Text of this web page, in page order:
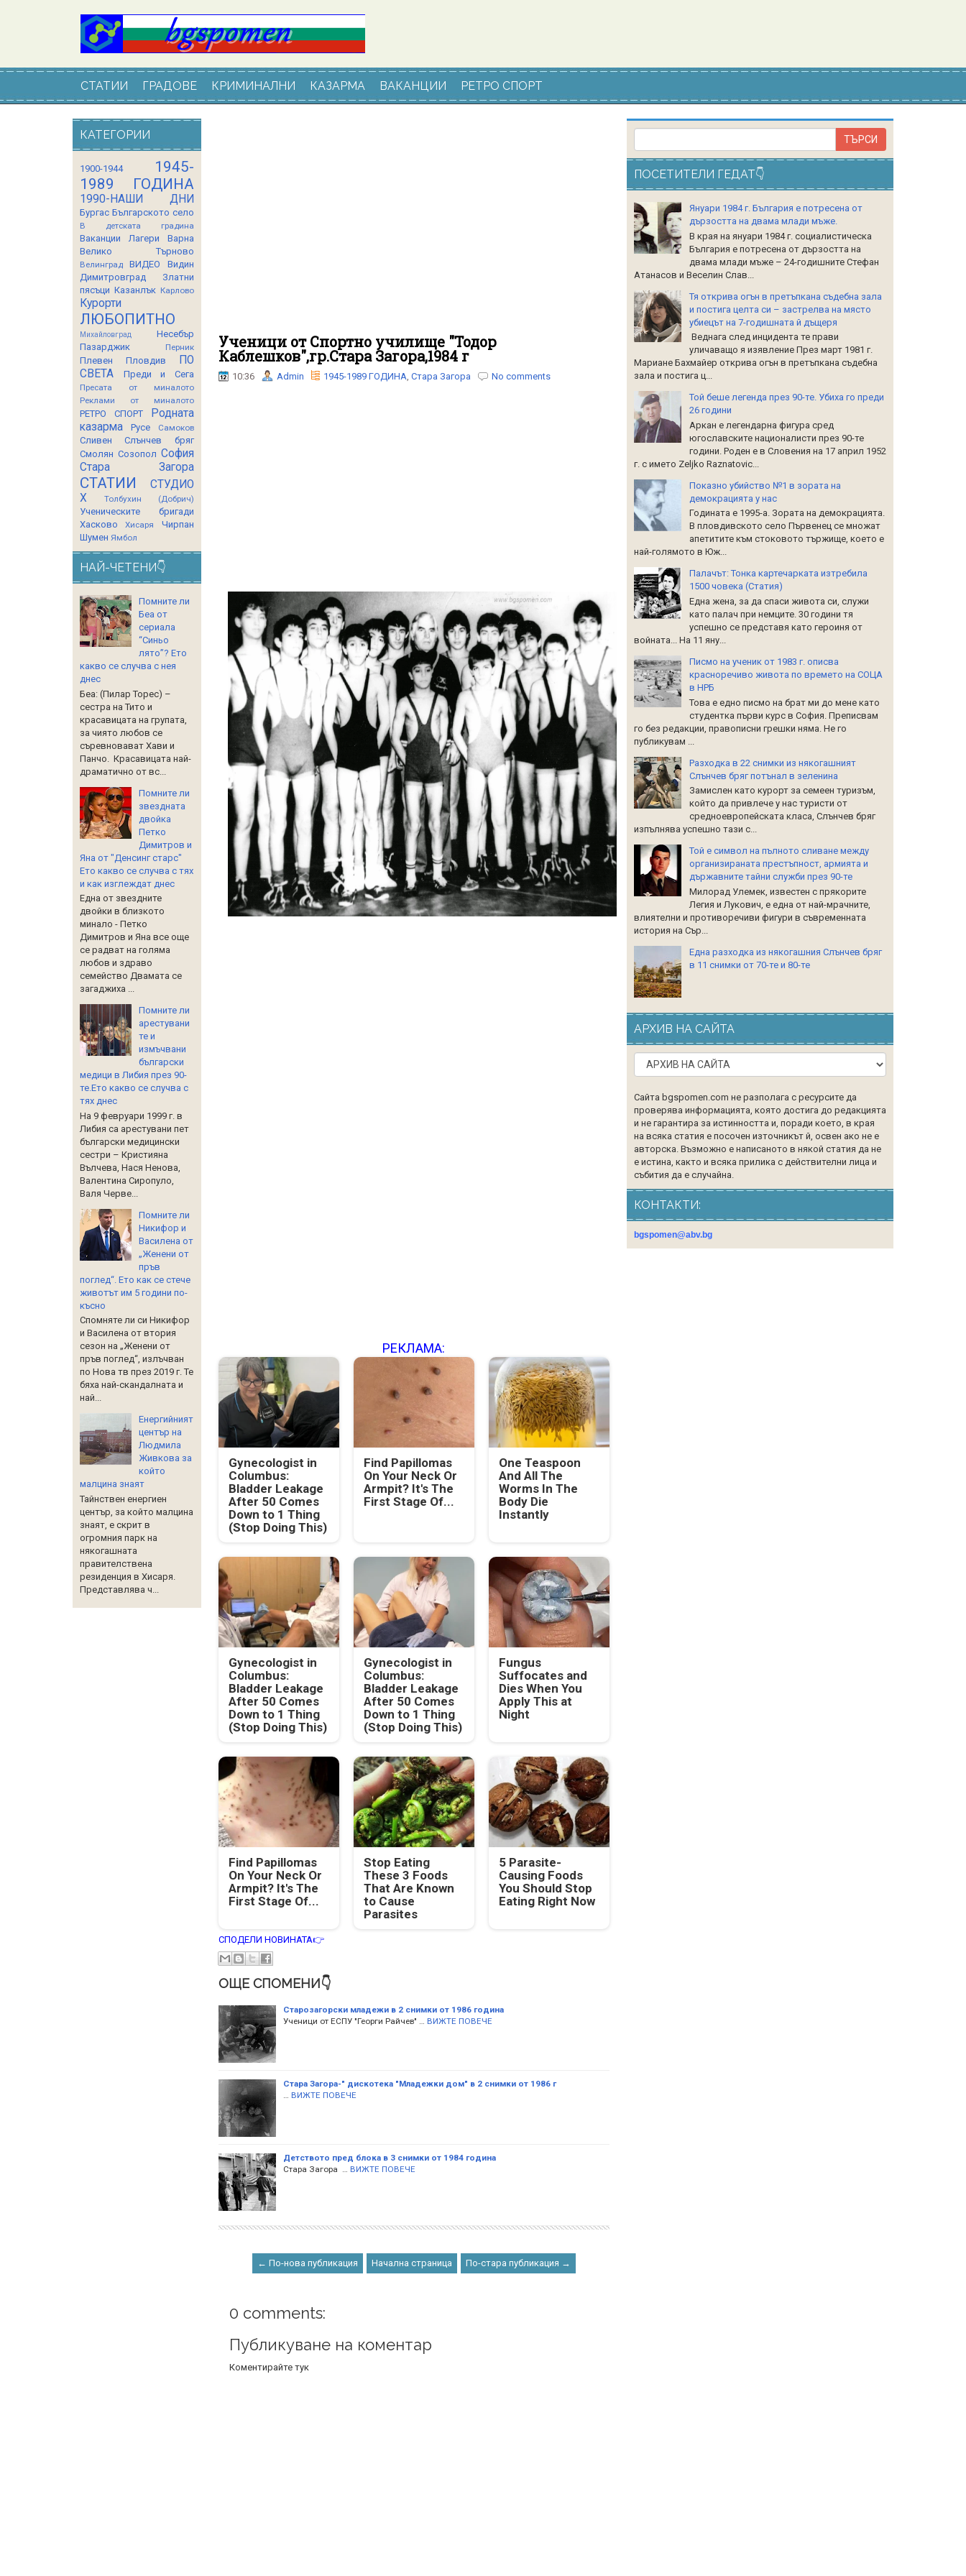
СТАТИИ ГРАДОВЕ КРИМИНАЛНИ КАЗАРМА ВАКАНЦИИ РЕТРО СПОРТ
Ученици от Спортно училище "Тодор
Каблешков",гр.Стара Загора,1984 г
10:36 Admin 1945-1989 ГОДИНА, Стара Загора No comments
РЕКЛАМА:
Gynecologist in
Columbus:
Bladder Leakage
After 50 Comes
Down to 1 Thing
(Stop Doing This)
Find Papillomas
On Your Neck Or
Armpit? It's The
First Stage Of...
One Teaspoon
And All The
Worms In The
Body Die
Instantly
Gynecologist in
Columbus:
Bladder Leakage
After 50 Comes
Down to 1 Thing
(Stop Doing This)
Gynecologist in
Columbus:
Bladder Leakage
After 50 Comes
Down to 1 Thing
(Stop Doing This)
Fungus
Suffocates and
Dies When You
Apply This at
Night
Find Papillomas
On Your Neck Or
Armpit? It's The
First Stage Of...
Stop Eating
These 3 Foods
That Are Known
to Cause
Parasites
5 Parasite-
Causing Foods
You Should Stop
Eating Right Now
СПОДЕЛИ НОВИНАТА👉
ОЩЕ СПОМЕНИ👇
Старозагорски младежи в 2 снимки от 1986 година
Ученици от ЕСПУ "Георги Райчев" … ВИЖТЕ ПОВЕЧЕ
Стара Загора-" дискотека "Младежки дом" в 2 снимки от 1986 г
… ВИЖТЕ ПОВЕЧЕ
Детството пред блока в 3 снимки от 1984 година
Стара Загора … ВИЖТЕ ПОВЕЧЕ
← По-нова публикация Начална страница По-стара публикация →
0 comments:
Публикуване на коментар
Коментирайте тук
КАТЕГОРИИ
1900-1944
1945-
1989 ГОДИНА
1990-НАШИ ДНИ
Бургас Българското село
В детската градина
Ваканции Лагери
Варна
Велико Търново
Велинград ВИДЕО
Видин
Димитровград
Златни
пясъци Казанлък Карлово
Курорти
ЛЮБОПИТНО
Михайловград
Несебър
Пазарджик
Перник
Плевен Пловдив
ПО
СВЕТА
Преди и Сега
Пресата от миналото
Реклами от миналото
РЕТРО СПОРТ
Родната
казарма
Русе Самоков
Сливен
Слънчев бряг
Смолян Созопол София
Стара Загора
СТАТИИ
СТУДИО
Х
Толбухин (Добрич)
Ученическите бригади
Хасково
Хисаря
Чирпан
Шумен Ямбол
НАЙ-ЧЕТЕНИ👇
Помните ли
Беа от
сериала
“Синьо
лято”? Ето
какво се случва с нея
днес
Беа: (Пилар Торес) –
сестра на Тито и
красавицата на групата,
за чиято любов се
съревновават Хави и
Панчо. Красавицата най-
драматично от вс...
Помните ли
звездната
двойка
Петко
Димитров и
Яна от "Денсинг старс"
Ето какво се случва с тях
и как изглеждат днес
Една от звездните
двойки в близкото
минало - Петко
Димитров и Яна все още
се радват на голяма
любов и здраво
семейство Двамата се
загаджиха ...
Помните ли
арестувани
те и
измъчвани
български
медици в Либия през 90-
те.Ето какво се случва с
тях днес
На 9 февруари 1999 г. в
Либия са арестувани пет
български медицински
сестри – Кристияна
Вълчева, Нася Ненова,
Валентина Сиропуло,
Валя Черве...
Помните ли
Никифор и
Василена от
„Женени от
пръв
поглед“. Ето как се стече
животът им 5 години по-
късно
Спомняте ли си Никифор
и Василена от втория
сезон на „Женени от
пръв поглед“, излъчван
по Нова тв през 2019 г. Те
бяха най-скандалната и
най...
Енергийният
център на
Людмила
Живкова за
който
малцина знаят
Тайнствен енергиен
център, за който малцина
знаят, е скрит в
огромния парк на
някогашната
правителствена
резиденция в Хисаря.
Представлява ч...
ПОСЕТИТЕЛИ ГЕДАТ👇
Януари 1984 г. България е потресена от
дързостта на двама млади мъже.
В края на януари 1984 г. социалистическа
България е потресена от дързостта на
двама млади мъже – 24-годишните Стефан
Атанасов и Веселин Слав...
Тя открива огън в претъпкана съдебна зала
и постига целта си – застрелва на място
убиецът на 7-годишната й дъщеря
Веднага след инцидента те прави
уличаващо я изявление През март 1981 г.
Мариане Бахмайер открива огън в претъпкана съдебна
зала и постига ц...
Той беше легенда през 90-те. Убиха го преди
26 години
Аркан е легендарна фигура сред
югославските националисти през 90-те
години. Роден е в Словения на 17 април 1952
г. с името Zeljko Raznatoviс...
Показно убийство №1 в зората на
демокрацията у нас
Годината е 1995-а. Зората на демокрацията.
В пловдивското село Първенец се множат
апетитите към стоковото тържище, което е
най-голямото в Юж...
Палачът: Тонка картечарката изтребила
1500 човека (Статия)
Една жена, за да спаси живота си, служи
като палач при немците. 30 години тя
успешно се представя като героиня от
войната... На 11 яну...
Писмо на ученик от 1983 г. описва
красноречиво живота по времето на СОЦА
в НРБ
Това е едно писмо на брат ми до мене като
студентка първи курс в София. Преписвам
го без редакции, правописни грешки няма. Не го
публикувам ...
Разходка в 22 снимки из някогашният
Слънчев бряг потънал в зеленина
Замислен като курорт за семеен туризъм,
който да привлече у нас туристи от
средноевропейската класа, Слънчев бряг
изпълнява успешно тази с...
Той е символ на пълното сливане между
организираната престъпност, армията и
държавните тайни служби през 90-те
Милорад Улемек, известен с прякорите
Легия и Лукович, е една от най-мрачните,
влиятелни и противоречиви фигури в съвременната
история на Сър...
Една разходка из някогашния Слънчев бряг
в 11 снимки от 70-те и 80-те
АРХИВ НА САЙТА
Сайта bgspomen.com не разполага с ресурсите да
проверява информацията, която достига до редакцията
и не гарантира за истинността и, поради което, в края
на всяка статия е посочен източникът й, освен ако не е
авторска. Възможно е написаното в някой статия да не
е истина, както и всяка прилика с действителни лица и
събития да е случайна.
КОНТАКТИ:
bgspomen@abv.bg